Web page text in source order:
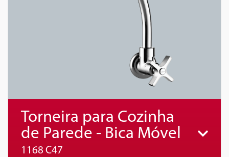
Torneira para Cozinha
de Parede - Bica Móvel
1168 C47